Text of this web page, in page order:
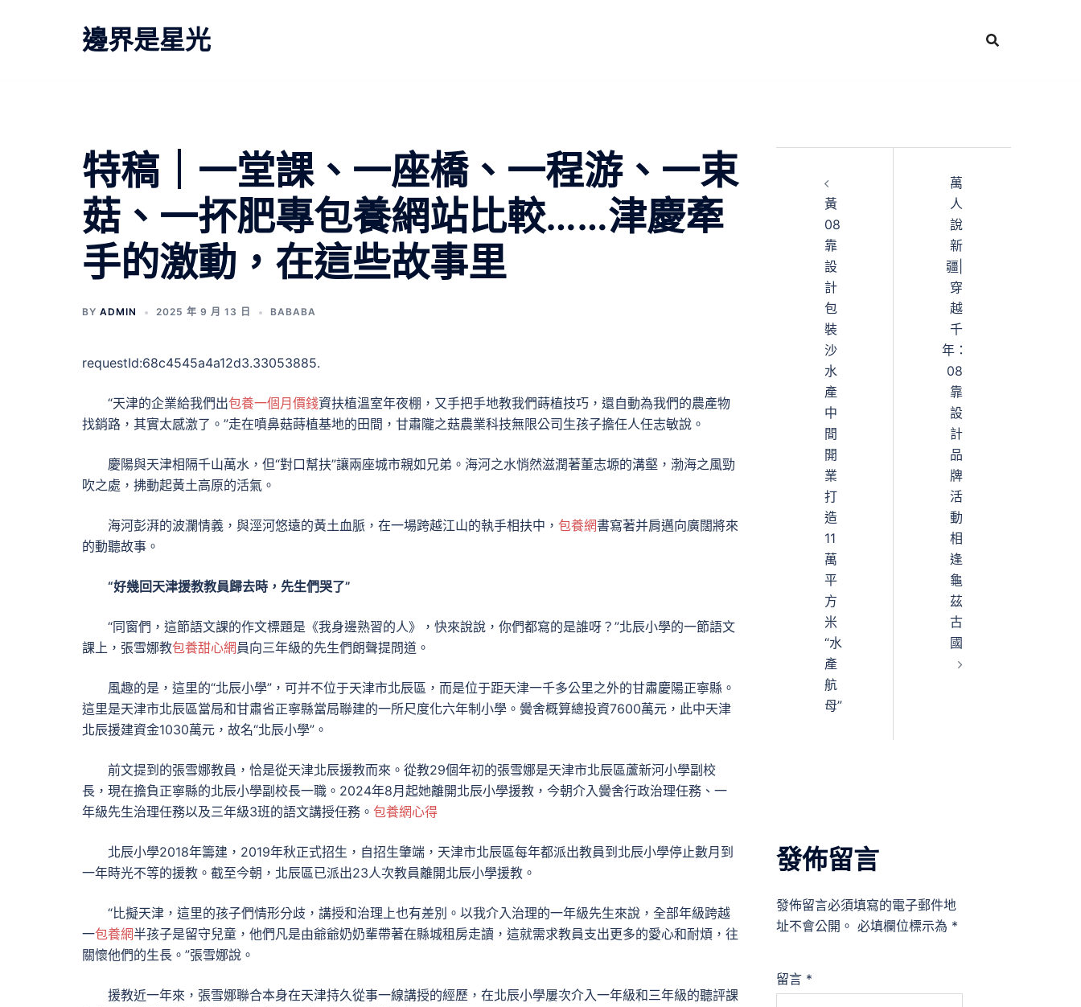
邊界是星光
特稿｜一堂課、一座橋、一程游、一束
菇、一抔肥專包養網站比較……津慶牽
手的激動，在這些故事里
BY ADMIN 2025 年 9 月 13 日 BABABA
requestId:68c4545a4a12d3.33053885.
“天津的企業給我們出包養一個月價錢資扶植溫室年夜棚，又手把手地教我們蒔植技巧，還自動為我們的農產物
找銷路，其實太感激了。”走在噴鼻菇蒔植基地的田間，甘肅隴之菇農業科技無限公司生孩子擔任人任志敏說。
慶陽與天津相隔千山萬水，但“對口幫扶”讓兩座城市親如兄弟。海河之水悄然滋潤著董志塬的溝壑，渤海之風勁
吹之處，拂動起黃土高原的活氣。
海河彭湃的波瀾情義，與涇河悠遠的黃土血脈，在一場跨越江山的執手相扶中， 包養網書寫著并肩邁向廣闊將來
的動聽故事。
“好幾回天津援教教員歸去時，先生們哭了”
“同窗們，這節語文課的作文標題是《我身邊熟習的人》，快來說說，你們都寫的是誰呀？”北辰小學的一節語文
課上，張雪娜教包養甜心網 員向三年級的先生們朗聲提問道。
風趣的是，這里的“北辰小學”，可并不位于天津市北辰區，而是位于距天津一千多公里之外的甘肅慶陽正寧縣。
這里是天津市北辰區當局和甘肅省正寧縣當局聯建的一所尺度化六年制小學。黌舍概算總投資7600萬元，此中天津
北辰援建資金1030萬元，故名“北辰小學”。
前文提到的張雪娜教員，恰是從天津北辰援教而來。從教29個年初的張雪娜是天津市北辰區蘆新河小學副校
長，現在擔負正寧縣的北辰小學副校長一職。2024年8月起她離開北辰小學援教，今朝介入黌舍行政治理任務、一
年級先生治理任務以及三年級3班的語文講授任務。 包養網心得
北辰小學2018年籌建，2019年秋正式招生，自招生肇端，天津市北辰區每年都派出教員到北辰小學停止數月到
一年時光不等的援教。截至今朝，北辰區已派出23人次教員離開北辰小學援教。
“比擬天津，這里的孩子們情形分歧，講授和治理上也有差別。以我介入治理的一年級先生來說，全部年級跨越
一包養網半孩子是留守兒童，他們凡是由爺爺奶奶輩帶著在縣城租房走讀，這就需求教員支出更多的愛心和耐煩，往
關懷他們的生長。”張雪娜說。
援教近一年來，張雪娜聯合本身在天津持久從事一線講授的經歷，在北辰小學屢次介入一年級和三年級的聽評課
文
章
導
覽
黃
08
靠
設
計
包
裝
沙
水
產
中
間
開
業
打
造
11
萬
平
方
米
“水
產
航
母”
萬
人
說
新
疆|
穿
越
千
年：
08
靠
設
計
品
牌
活
動
相
逢
龜
茲
古
國
發佈留言
發佈留言必須填寫的電子郵件地
址不會公開。 必填欄位標示為 *
留言 *